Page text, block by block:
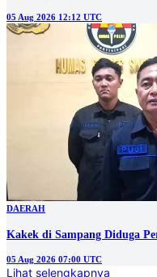
05 Aug 2026 12:12 UTC
DAERAH
Kakek di Sampang Diduga
05 Aug 2026 07:00 UTC
Lihat selengkapnya